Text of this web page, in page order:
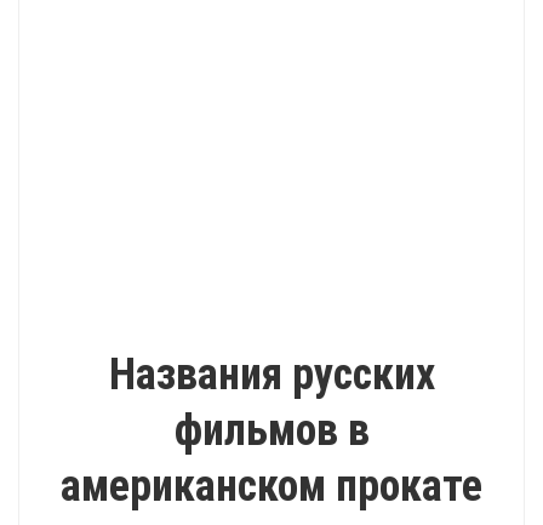
Названия русских
фильмов в
американском прокате